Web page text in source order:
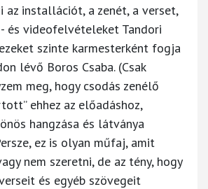
az installációt, a zenét, a verset,
és videofelvételeket Tandori
szinte karmesterként fogja
lévő Boros Csaba. (Csak
meg, hogy csodás zenélő
ehhez az előadáshoz,
hangzása és látványa
ez is olyan műfaj, amit
nem szeretni, de az tény, hogy
és egyéb szövegeit